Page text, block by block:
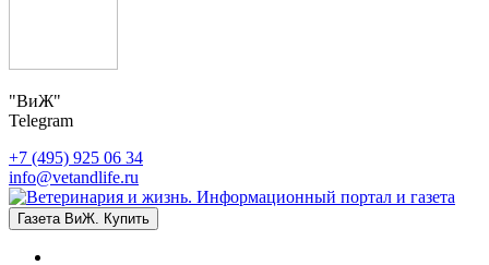
"ВиЖ"
Telegram
+7 (495) 925 06 34
info@vetandlife.ru
Газета ВиЖ. Купить